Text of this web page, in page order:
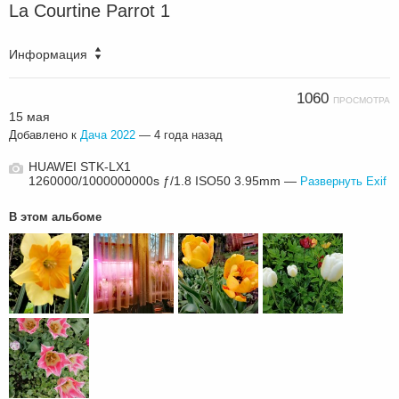
La Courtine Parrot 1
Информация
1060 ПРОСМОТРА
15 мая
Добавлено к Дача 2022 — 4 года назад
HUAWEI STK-LX1
1260000/1000000000s ƒ/1.8 ISO50 3.95mm — Развернуть Exif
В этом альбоме